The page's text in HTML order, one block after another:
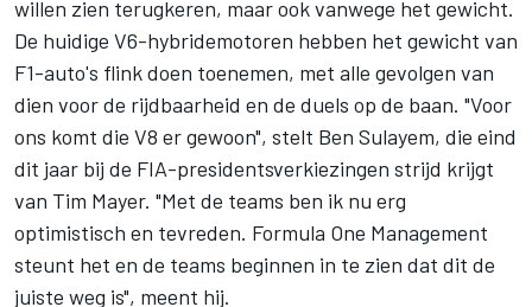
willen zien terugkeren, maar ook vanwege het gewicht.
De huidige V6-hybridemotoren hebben het gewicht van
F1-auto's flink doen toenemen, met alle gevolgen van
dien voor de rijdbaarheid en de duels op de baan. "Voor
ons komt die V8 er gewoon", stelt Ben Sulayem, die eind
dit jaar bij de FIA-presidentsverkiezingen strijd krijgt
van Tim Mayer. "Met de teams ben ik nu erg
optimistisch en tevreden. Formula One Management
steunt het en de teams beginnen in te zien dat dit de
juiste weg is", meent hij.